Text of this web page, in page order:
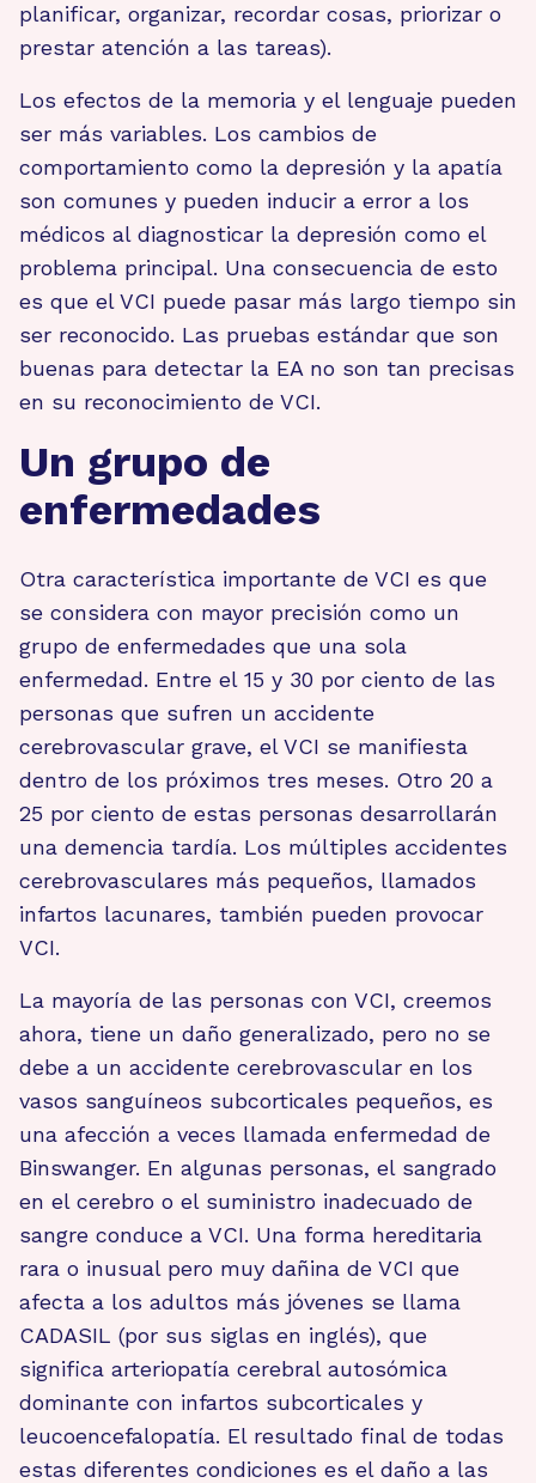
planificar, organizar, recordar cosas, priorizar o
prestar atención a las tareas).
Los efectos de la memoria y el lenguaje pueden
ser más variables. Los cambios de
comportamiento como la depresión y la apatía
son comunes y pueden inducir a error a los
médicos al diagnosticar la depresión como el
problema principal. Una consecuencia de esto
es que el VCI puede pasar más largo tiempo sin
ser reconocido. Las pruebas estándar que son
buenas para detectar la EA no son tan precisas
en su reconocimiento de VCI.
Un grupo de
enfermedades
Otra característica importante de VCI es que
se considera con mayor precisión como un
grupo de enfermedades que una sola
enfermedad. Entre el 15 y 30 por ciento de las
personas que sufren un accidente
cerebrovascular grave, el VCI se manifiesta
dentro de los próximos tres meses. Otro 20 a
25 por ciento de estas personas desarrollarán
una demencia tardía. Los múltiples accidentes
cerebrovasculares más pequeños, llamados
infartos lacunares, también pueden provocar
VCI.
La mayoría de las personas con VCI, creemos
ahora, tiene un daño generalizado, pero no se
debe a un accidente cerebrovascular en los
vasos sanguíneos subcorticales pequeños, es
una afección a veces llamada enfermedad de
Binswanger. En algunas personas, el sangrado
en el cerebro o el suministro inadecuado de
sangre conduce a VCI. Una forma hereditaria
rara o inusual pero muy dañina de VCI que
afecta a los adultos más jóvenes se llama
CADASIL (por sus siglas en inglés), que
significa arteriopatía cerebral autosómica
dominante con infartos subcorticales y
leucoencefalopatía. El resultado final de todas
estas diferentes condiciones es el daño a las